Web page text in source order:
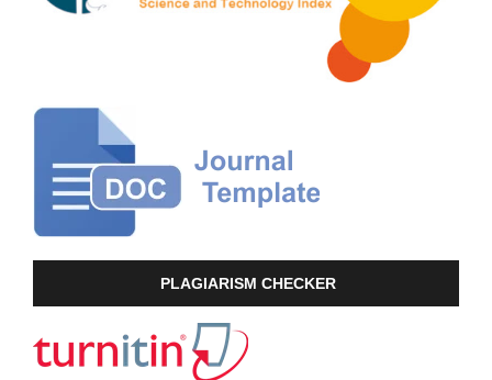
PLAGIARISM CHECKER